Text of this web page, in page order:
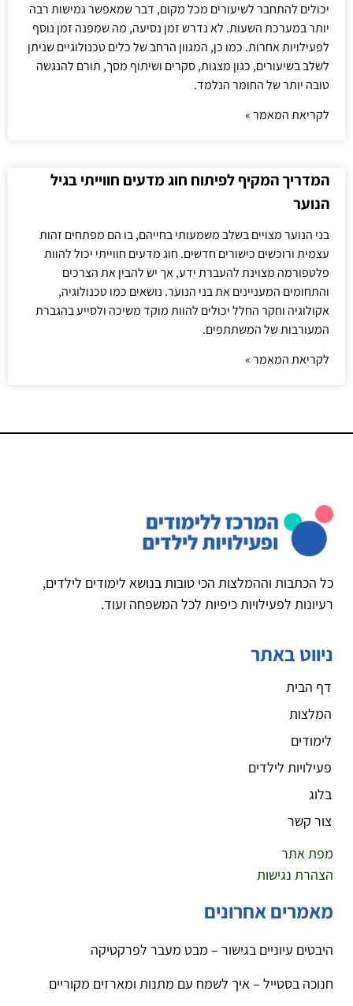
יכולים להתחבר לשיעורים מכל מקום, דבר שמאפשר גמישות רבה
יותר במערכת השעות. לא נדרש זמן נסיעה, מה שמפנה זמן נוסף
לפעילויות אחרות. כמו כן, המגוון הרחב של כלים טכנולוגיים שניתן
לשלב בשיעורים, כגון מצגות, סקרים ושיתוף מסך, תורם להנגשה
טובה יותר של החומר הנלמד.
לקריאת המאמר »
המדריך המקיף לפיתוח חוג מדעים חווייתי בגיל
הנוער
בני הנוער מצויים בשלב משמעותי בחייהם, בו הם מפתחים זהות
עצמית ורוכשים כישורים חדשים. חוג מדעים חווייתי יכול להוות
פלטפורמה מצוינת להעברת ידע, אך יש להבין את הצרכים
והתחומים המעניינים את בני הנוער. נושאים כמו טכנולוגיה,
אקולוגיה וחקר החלל יכולים להוות מוקד משיכה ולסייע בהגברת
המעורבות של המשתתפים.
לקריאת המאמר »
כל הכתבות וההמלצות הכי טובות בנושא לימודים לילדים,
רעיונות לפעילויות כיפיות לכל המשפחה ועוד.
ניווט באתר
דף הבית
המלצות
לימודים
פעילויות לילדים
בלוג
צור קשר
מפת אתר
הצהרת נגישות
מאמרים אחרונים
היבטים עיוניים בגישור – מבט מעבר לפרקטיקה
חנוכה בסטייל – איך לשמח עם מתנות ומארזים מקוריים